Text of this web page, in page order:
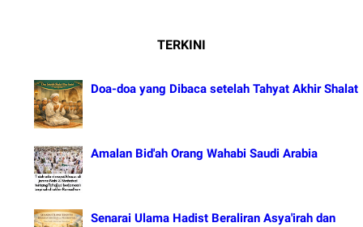
TERKINI
Doa-doa yang Dibaca setelah Tahyat Akhir Shalat
Amalan Bid'ah Orang Wahabi Saudi Arabia
Senarai Ulama Hadist Beraliran Asya'irah dan